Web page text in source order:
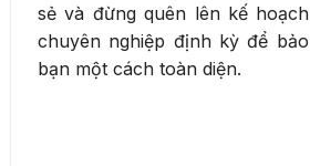
sẻ và đừng quên lên kế
chuyên nghiệp định kỳ để
bạn một cách toàn diện.